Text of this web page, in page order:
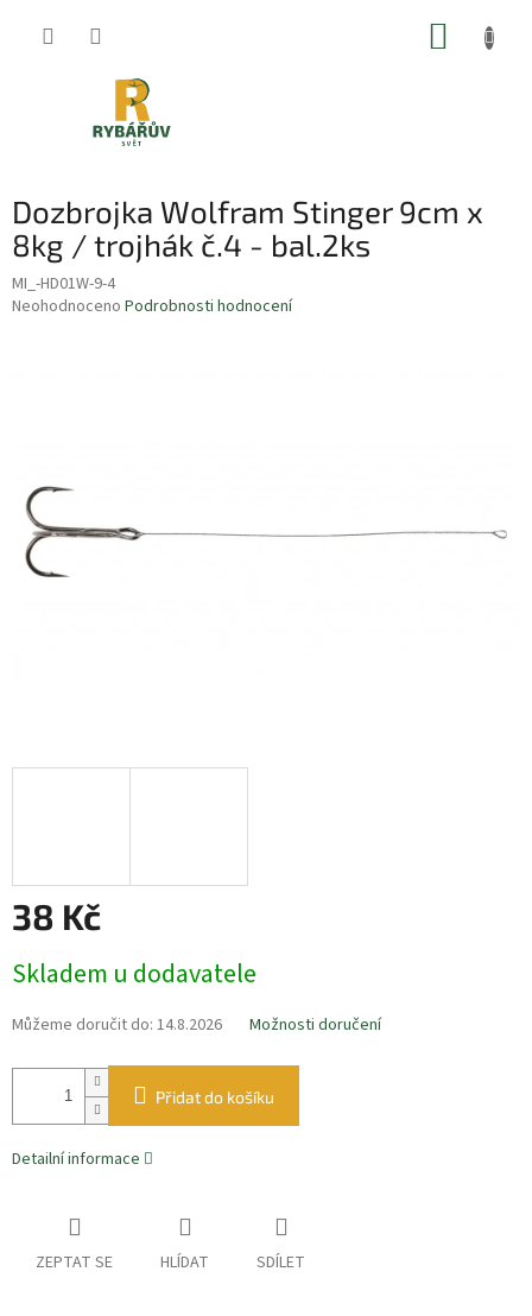
Dozbrojka Wolfram Stinger 9cm x
8kg / trojhák č.4 - bal.2ks
MI_-HD01W-9-4
Průměrné
Neohodnoceno Podrobnosti hodnocení
38 Kč
cena:
Skladem u dodavatele
Můžeme doručit do: 14.8.2026 Možnosti doručení
Přidat do košíku
Detailní informace
ZEPTAT SE HLÍDAT SDÍLET